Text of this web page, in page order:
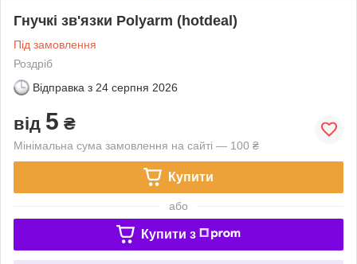
Гнучкі зв'язки Polyarm (hotdeal)
Під замовлення
Роздріб
Відправка з 24 серпня 2026
від 5 ₴
Мінімальна сума замовлення на сайті — 100 ₴
Купити
або
Купити з